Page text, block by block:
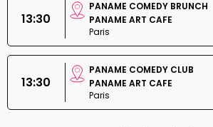
13:30
PANAME COMEDY BRUNCH
PANAME ART CAFE
Paris
13:30
PANAME COMEDY CLUB
PANAME ART CAFE
Paris